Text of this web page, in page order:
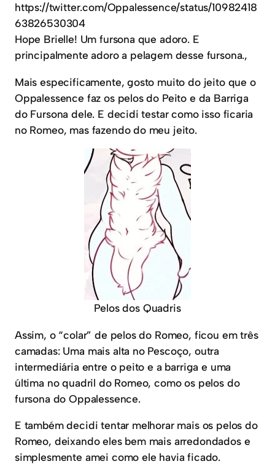
https://twitter.com/Oppalessence/status/10982418
63826530304
Hope Brielle! Um fursona que adoro. E
principalmente adoro a pelagem desse fursona.,
Mais especificamente, gosto muito do jeito que o
Oppalessence faz os pelos do Peito e da Barriga
do Fursona dele. E decidi testar como isso ficaria
no Romeo, mas fazendo do meu jeito.
Pelos dos Quadris
Assim, o “colar” de pelos do Romeo, ficou em três
camadas: Uma mais alta no Pescoço, outra
intermediária entre o peito e a barriga e uma
última no quadril do Romeo, como os pelos do
fursona do Oppalessence.
E também decidi tentar melhorar mais os pelos do
Romeo, deixando eles bem mais arredondados e
simplesmente amei como ele havia ficado.